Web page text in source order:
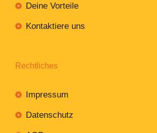
Deine Vorteile
Kontaktiere uns
Rechtliches
Impressum
Datenschutz